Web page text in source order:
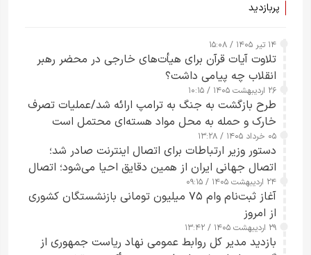
پربازدید
۱۴ تیر ۱۴۰۵ / ۱۵:۰۸
تلاوت آیات قرآن برای هیأت‌های خارجی در محضر رهبر
انقلاب چه پیامی داشت؟
۲۶ اردیبهشت ۱۴۰۵ / ۱۰:۱۵
طرح‌ بازگشت به جنگ به ترامپ ارائه شد/عملیات تصرف
خارک و حمله به محل مواد هسته‌ای محتمل است
۰۵ خرداد ۱۴۰۵ / ۱۳:۲۸
دستور وزیر ارتباطات برای اتصال اینترنت صادر شد؛
اتصال جهانی ایران از همین دقایق احیا می‌شود؛ اتصال
کامل مردم تا ۲۴ ساعت آینده
۲۴ اردیبهشت ۱۴۰۵ / ۰۹:۱۵
آغاز ثبت‌نام وام ۷۵ میلیون تومانی بازنشستگان کشوری
از امروز
۲۹ اردیبهشت ۱۴۰۵ / ۱۳:۴۲
بازدید مدیر کل روابط عمومی نهاد ریاست جمهوری از